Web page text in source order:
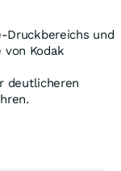
Druckbereichs und
von Kodak
deutlicheren